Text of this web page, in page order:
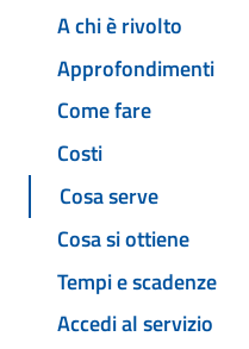
A chi è rivolto
Approfondimenti
Come fare
Costi
Cosa serve
Cosa si ottiene
Tempi e scadenze
Accedi al servizio